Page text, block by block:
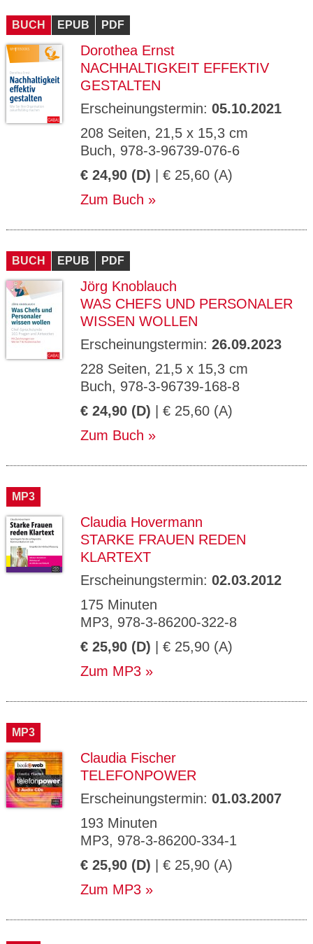
BUCH EPUB PDF
Dorothea Ernst
NACHHALTIGKEIT EFFEKTIV
GESTALTEN
Erscheinungstermin: 05.10.2021
208 Seiten, 21,5 x 15,3 cm
Buch, 978-3-96739-076-6
€ 24,90 (D) | € 25,60 (A)
Zum Buch
BUCH EPUB PDF
Jörg Knoblauch
WAS CHEFS UND PERSONALER
WISSEN WOLLEN
Erscheinungstermin: 26.09.2023
228 Seiten, 21,5 x 15,3 cm
Buch, 978-3-96739-168-8
€ 24,90 (D) | € 25,60 (A)
Zum Buch
MP3
Claudia Hovermann
STARKE FRAUEN REDEN
KLARTEXT
Erscheinungstermin: 02.03.2012
175 Minuten
MP3, 978-3-86200-322-8
€ 25,90 (D) | € 25,90 (A)
Zum MP3
MP3
Claudia Fischer
TELEFONPOWER
Erscheinungstermin: 01.03.2007
193 Minuten
MP3, 978-3-86200-334-1
€ 25,90 (D) | € 25,90 (A)
Zum MP3